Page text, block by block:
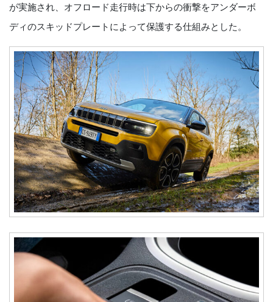
が実施され、オフロード走行時は下からの衝撃をアンダーボ
ディのスキッドプレートによって保護する仕組みとした。